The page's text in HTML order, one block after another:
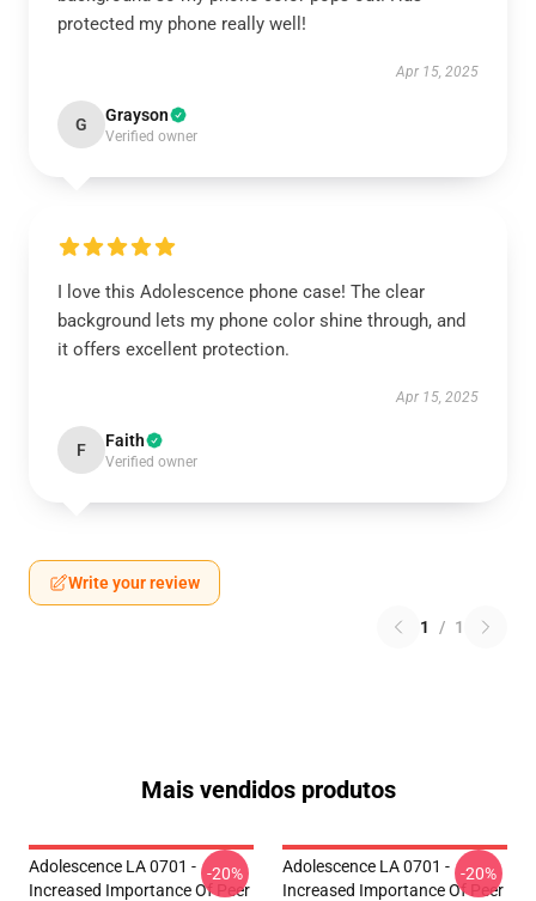
protected my phone really well!
Apr 15, 2025
G Grayson
Verified owner
I love this Adolescence phone case! The clear
background lets my phone color shine through, and
it offers excellent protection.
Apr 15, 2025
F Faith
Verified owner
Write your review
1 / 1
Mais vendidos produtos
Adolescence LA 0701 -
Increased Importance Of Peer
-20%
Adolescence LA 0701 -
Increased Importance Of Peer
-20%